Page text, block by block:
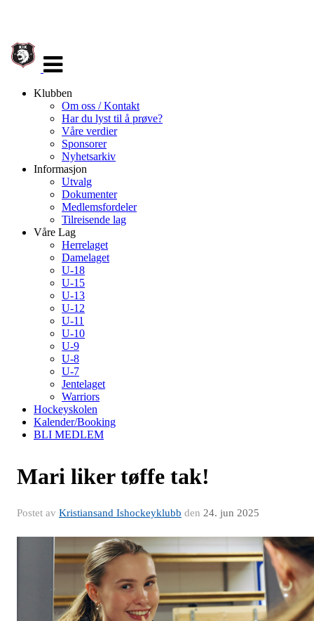
navigasjon
Klubben
Om oss / Kontakt
Har du lyst til å prøve?
Våre verdier
Sponsorer
Nyhetsarkiv
Informasjon
Utvalg
Dokumenter
Medlemsfordeler
Tilreisende lag
Våre Lag
Herrelaget
Damelaget
U-18
U-15
U-13
U-12
U-11
U-10
U-9
U-8
U-7
Jentelaget
Warriors
Hockeyskolen
Kalender/Booking
BLI MEDLEM
Mari liker tøffe tak!
Postet av Kristiansand Ishockeyklubb den 24. jun 2025